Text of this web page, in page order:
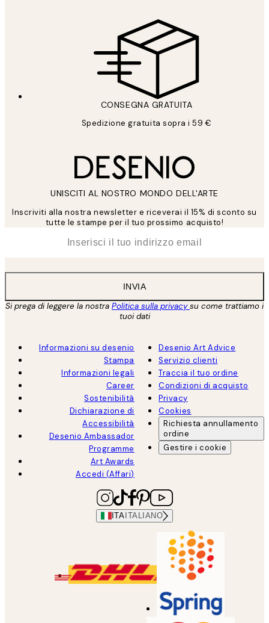
CONSEGNA GRATUITA
Spedizione gratuita sopra i 59 €
UNISCITI AL NOSTRO MONDO DELL'ARTE
Inscriviti alla nostra newsletter e riceverai il 15% di sconto su
tutte le stampe per il tuo prossimo acquisto!
INVIA
Si prega di leggere la nostra Politica sulla privacysu come trattiamo i
tuoi dati
Informazioni su desenio
Stampa
Informazioni legali
Career
Sostenibilità
Dichiarazione di
Accessibilità
Desenio Ambassador
Programme
Art Awards
Accedi (Affari)
Desenio Art Advice
Servizio clienti
Traccia il tuo ordine
Condizioni di acquisto
Privacy
Cookies
Richiesta annullamento
ordine
Gestire i cookie
ITA ITALIANO